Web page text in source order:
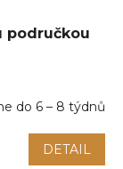
područkou
do 6 – 8 týdnů
DETAIL